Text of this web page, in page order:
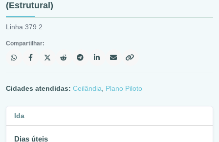
(Estrutural)
Linha 379.2
Compartilhar:
Cidades atendidas: Ceilândia Plano Piloto
Ida
Dias úteis